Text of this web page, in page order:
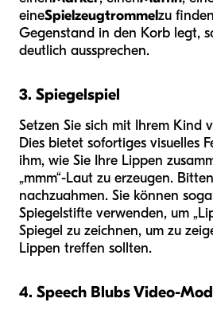
eineSpielzeugtrommelzu
Gegenstand in den Korb legt,
deutlich aussprechen.
3. Spiegelspiel
Setzen Sie sich mit Ihrem Kind
Dies bietet sofortiges visuelles
ihm, wie Sie Ihre Lippen
„mmm“-Laut zu erzeugen.
nachzuahmen. Sie können
Spiegelstifte verwenden, um
Spiegel zu zeichnen, um zu
Lippen treffen sollten.
4. Speech Blubs Video-